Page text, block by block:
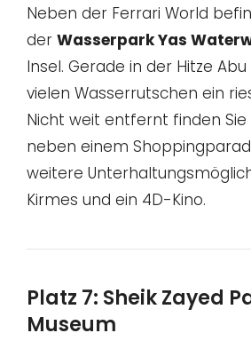
Neben der Ferrari World
der Wasserpark Yas
Insel. Gerade in der Hitze
vielen Wasserrutschen ein
Nicht weit entfernt finden Sie
neben einem
weitere
Kirmes und ein 4D-Kino.
Platz 7: Sheik Zayed
Museum